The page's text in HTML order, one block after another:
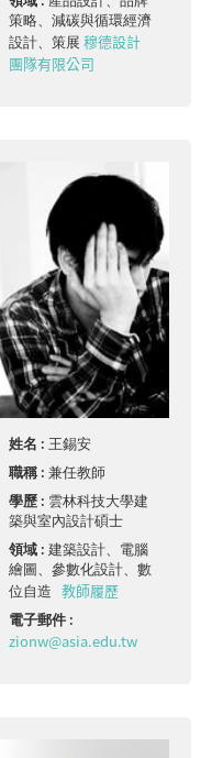
策略、減碳與循環經濟
設計、策展穆德設計
團隊有限公司
姓名 : 王錫安
職稱 :兼任教師
學歷 : 雲林科技大學建
築與室內設計碩士
領域 :建築設計、電腦
繪圖、參數化設計、數
位自造教師履歷
電子郵件 :
zionw@asia.edu.tw